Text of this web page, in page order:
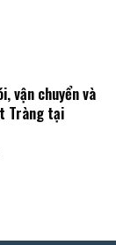
vận chuyển và
Tràng tại